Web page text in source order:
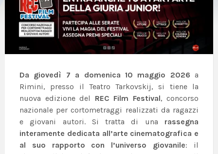
Da giovedì 7 a domenica 10 maggio 2026 a
Rimini, presso il Teatro Tarkovskij, si tiene la
nuova edizione del REC Film Festival, concorso
nazionale per cortometraggi realizzati da ragazzi
e giovani autori. Si tratta di una rassegna
interamente dedicata all’arte cinematografica e
al suo rapporto con l’universo giovanile: il